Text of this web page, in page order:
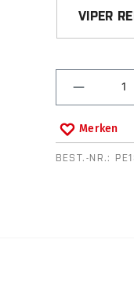
VIPER
Merken
BEST.-NR.: